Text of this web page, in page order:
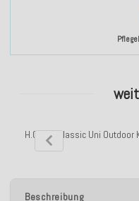
H.O.C.K. Classic Uni Outdoor
Beschreibung